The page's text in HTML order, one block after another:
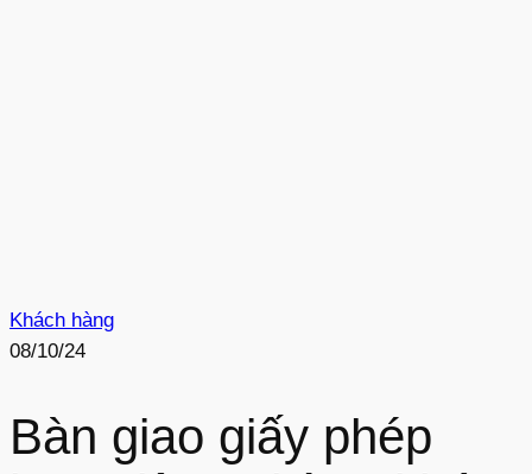
Khách hàng
08/10/24
Bàn giao giấy phép